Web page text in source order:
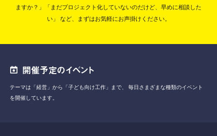
ますか？」「まだプロジェクト化していないのだけど、早めに相談した
い」
など、まずはお気軽にお声掛けください。
開催予定のイベント
テーマは「経営」から「子ども向け工作」まで、
毎日さまざまな種類のイベント
を開催しています。